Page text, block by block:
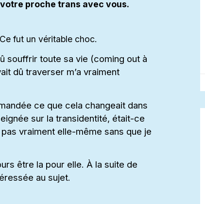
proche trans avec vous.
fut un véritable choc.
souffrir toute sa vie (coming out à
dû traverser m’a vraiment
ce que cela changeait dans
sur la transidentité, était-ce
vraiment elle-même sans que je
être la pour elle. À la suite de
au sujet.